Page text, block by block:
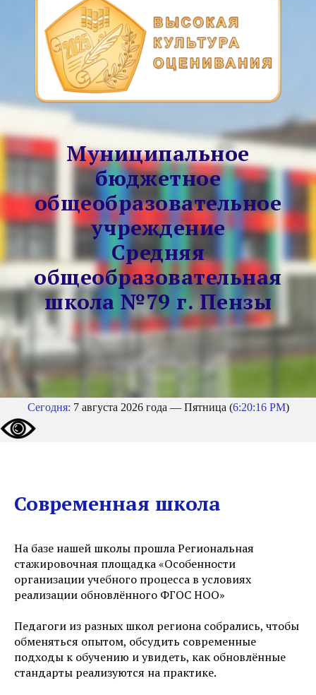
Муниципальное
бюджетное
общеобразовательное
учреждение
Средняя
общеобразовательная
школа №79 г. Пензы
Сегодня: 7 августа 2026 года — Пятница (6:20:17 PM)
Современная школа
На базе нашей школы прошла Региональная
стажировочная площадка «Особенности
организации учебного процесса в условиях
реализации обновлённого ФГОС НОО»
Педагоги из разных школ региона собрались, чтобы
обменяться опытом, обсудить современные
подходы к обучению и увидеть, как обновлённые
стандарты реализуются на практике.